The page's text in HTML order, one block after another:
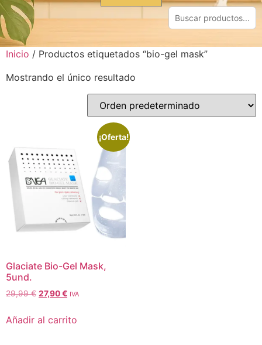
Inicio / Productos etiquetados “bio-gel mask”
Mostrando el único resultado
¡Oferta!
Glaciate Bio-Gel Mask,
5und.
29,99€ 27,90€ IVA
Añadir al carrito